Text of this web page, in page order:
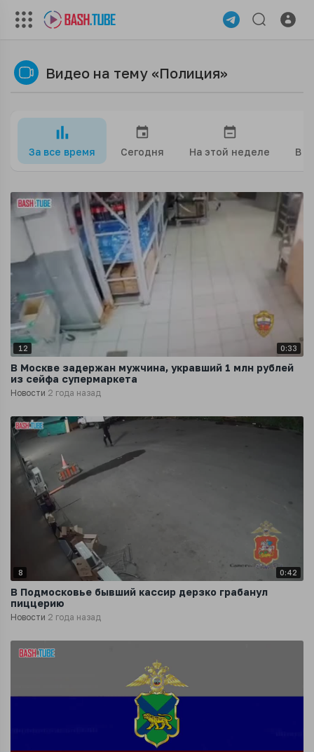
Видео на тему «Полиция»
За все время Сегодня На этой неделе В
12 0:33
В Москве задержан мужчина, укравший 1 млн рублей
из сейфа супермаркета
Новости 2 года назад
8 0:42
В Подмосковье бывший кассир дерзко грабанул
пиццерию
Новости 2 года назад